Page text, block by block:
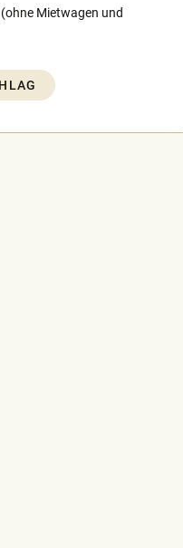
(ohne Mietwagen und